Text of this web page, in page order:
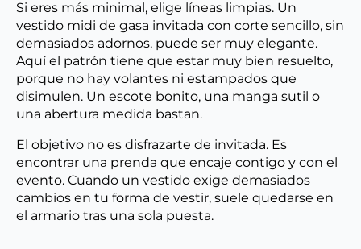
Si eres más minimal, elige líneas limpias. Un
vestido midi de gasa invitada con corte sencillo, sin
demasiados adornos, puede ser muy elegante.
Aquí el patrón tiene que estar muy bien resuelto,
porque no hay volantes ni estampados que
disimulen. Un escote bonito, una manga sutil o
una abertura medida bastan.
El objetivo no es disfrazarte de invitada. Es
encontrar una prenda que encaje contigo y con el
evento. Cuando un vestido exige demasiados
cambios en tu forma de vestir, suele quedarse en
el armario tras una sola puesta.